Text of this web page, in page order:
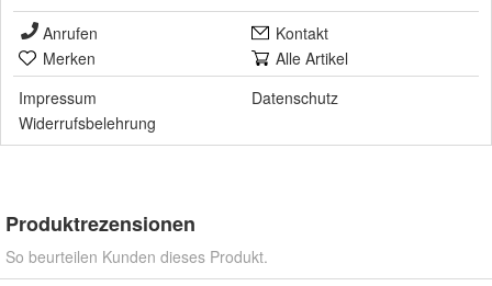
Anrufen
Kontakt
Merken
Alle Artikel
Impressum
Datenschutz
Widerrufsbelehrung
Produktrezensionen
So beurteilen Kunden dieses Produkt.